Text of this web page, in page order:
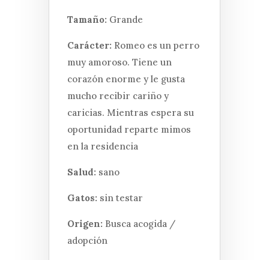
Tamaño: Grande
Carácter: Romeo es un perro
muy amoroso. Tiene un
corazón enorme y le gusta
mucho recibir cariño y
caricias. Mientras espera su
oportunidad reparte mimos
en la residencia
Salud: sano
Gatos: sin testar
Origen: Busca acogida /
adopción